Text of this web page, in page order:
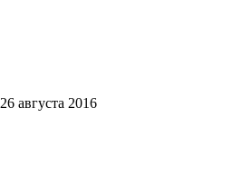
26 августа 2016